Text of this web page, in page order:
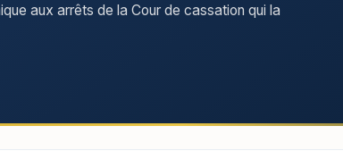
aux arrêts de la Cour de cassation qui la